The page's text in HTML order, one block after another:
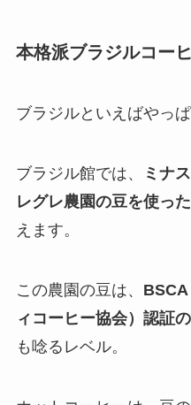
本格派ブラジルコー
ブラジルといえばやっ
ブラジル館では、
ミナ
レグレ農園の豆を使っ
えます。
この農園の豆は、
ィコーヒー協会）認証
も唸るレベル。